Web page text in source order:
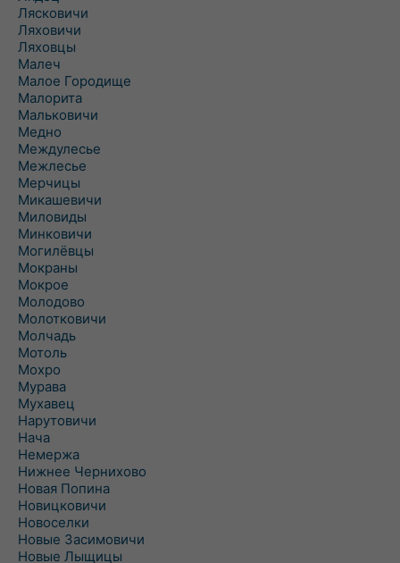
Лясковичи
Ляховичи
Ляховцы
Малеч
Малое Городище
Малорита
Мальковичи
Медно
Междулесье
Межлесье
Мерчицы
Микашевичи
Миловиды
Минковичи
Могилёвцы
Мокраны
Мокрое
Молодово
Молотковичи
Молчадь
Мотоль
Мохро
Мурава
Мухавец
Нарутовичи
Нача
Немержа
Нижнее Чернихово
Новая Попина
Новицковичи
Новоселки
Новые Засимовичи
Новые Лыщицы